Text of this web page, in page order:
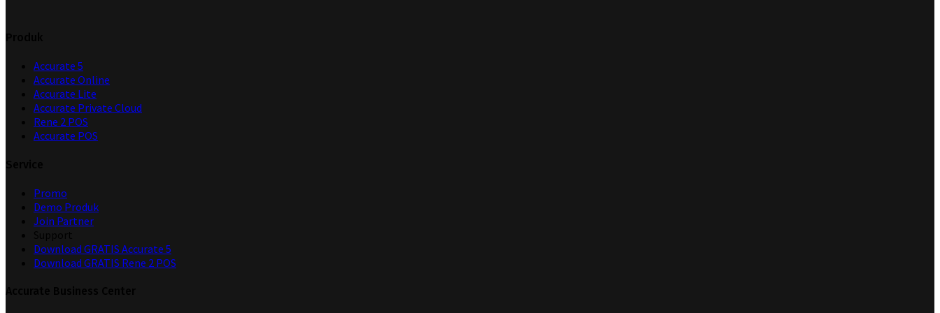
Accurate 5
Accurate Online
Accurate Lite
Accurate Private Cloud
Rene 2 POS
Accurate POS
Promo
Demo Produk
Join Partner
Download GRATIS Accurate 5
Download GRATIS Rene 2 POS